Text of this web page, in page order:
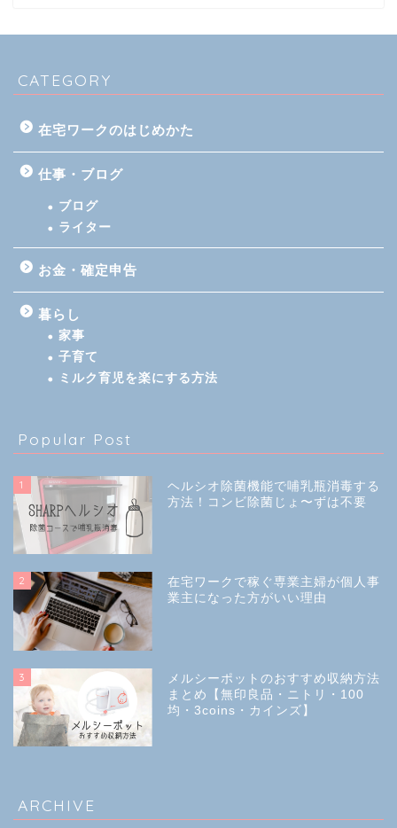
CATEGORY
在宅ワークのはじめかた
仕事・ブログ
ブログ
ライター
お金・確定申告
暮らし
家事
子育て
ミルク育児を楽にする方法
Popular Post
1
ヘルシオ除菌機能で哺乳瓶消毒する
方法！コンビ除菌じょ〜ずは不要
2
在宅ワークで稼ぐ専業主婦が個人事
業主になった方がいい理由
3
メルシーポットのおすすめ収納方法
まとめ【無印良品・ニトリ・100
均・3coins・カインズ】
ARCHIVE